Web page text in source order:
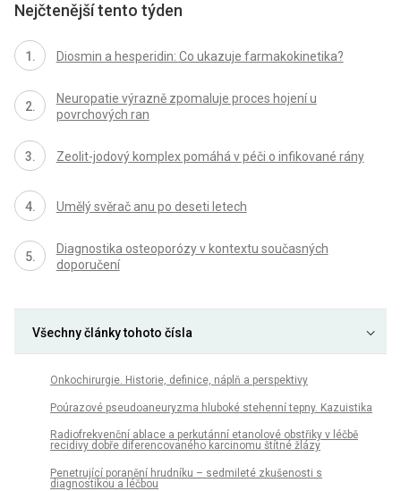
Nejčtenější tento týden
Diosmin a hesperidin: Co ukazuje farmakokinetika?
Neuropatie výrazně zpomaluje proces hojení u
povrchových ran
Zeolit-jodový komplex pomáhá v péči o infikované rány
Umělý svěrač anu po deseti letech
Diagnostika osteoporózy v kontextu současných
doporučení
Všechny články tohoto čísla
Onkochirurgie. Historie, definice, náplň a perspektivy
Poúrazové pseudoaneuryzma hluboké stehenní tepny. Kazuistika
Radiofrekvenční ablace a perkutánní etanolové obstřiky v léčbě
recidivy dobře diferencovaného karcinomu štítné žlázy
Penetrující poranění hrudníku – sedmileté zkušenosti s
diagnostikou a léčbou